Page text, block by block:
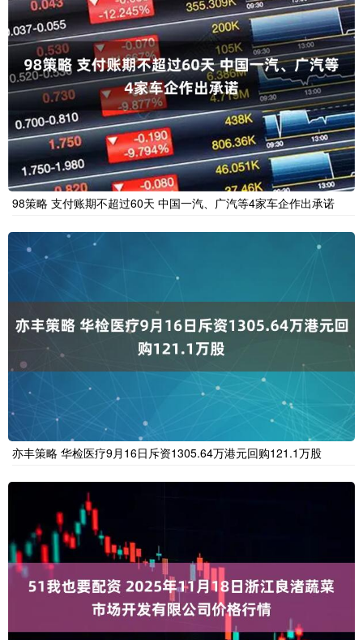
98策略 支付账期不超过60天 中国一汽、广汽等4家车企作出承诺
亦丰策略 华检医疗9月16日斥资1305.64万港元回购121.1万股